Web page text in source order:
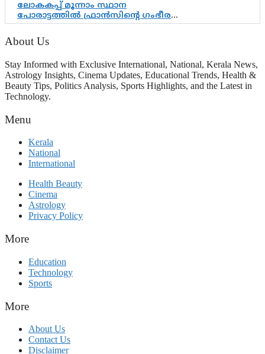
ലോകകപ്പ് മൂന്നാം സ്ഥാന
പോരാട്ടത്തിൽ ഫ്രാൻസിന്റെ ഗംഭീര
തിരിച്ചുവരവ്; ഗോൾവേട്ടയിൽ
മെസ്സിയെ മറികടന്ന് എംബാപ്പെ
About Us
Stay Informed with Exclusive International, National, Kerala News,
Astrology Insights, Cinema Updates, Educational Trends, Health &
Beauty Tips, Politics Analysis, Sports Highlights, and the Latest in
Technology.
Menu
Kerala
National
International
Health Beauty
Cinema
Astrology
Privacy Policy
More
Education
Technology
Sports
More
About Us
Contact Us
Disclaimer